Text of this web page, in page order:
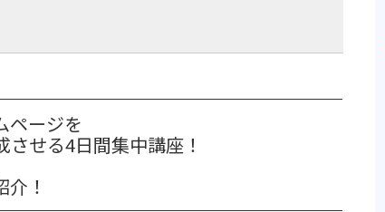
ページを
せる4日間集中講座！
！